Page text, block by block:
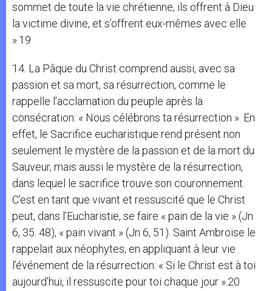
sommet de toute la vie chrétienne, ils offrent à Dieu
la victime divine, et s’offrent eux-mêmes avec elle
».19
14. La Pâque du Christ comprend aussi, avec sa
passion et sa mort, sa résurrection, comme le
rappelle l’acclamation du peuple après la
consécration: « Nous célébrons ta résurrection ». En
effet, le Sacrifice eucharistique rend présent non
seulement le mystère de la passion et de la mort du
Sauveur, mais aussi le mystère de la résurrection,
dans lequel le sacrifice trouve son couronnement.
C’est en tant que vivant et ressuscité que le Christ
peut, dans l’Eucharistie, se faire « pain de la vie » (Jn
6, 35. 48), « pain vivant » (Jn 6, 51). Saint Ambroise le
rappelait aux néophytes, en appliquant à leur vie
l’événement de la résurrection: « Si le Christ est à toi
aujourd’hui, il ressuscite pour toi chaque jour ».20